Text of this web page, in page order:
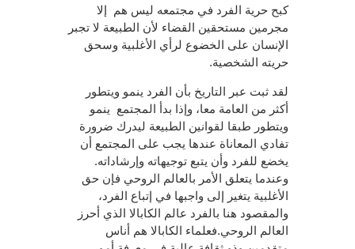
كبح حرية الفرد في مجتمعه ليس هم إلا
مجرمين مستحقين القضاء لأن الطبيعة لا تجبر
الإنسان على الخضوع لرأي الأغلبية وسحق
حريته الشخصية.
لقد ثبت عبر التاريخ بأن الفرد ينمو ويتطور
أكثر من العامة معا، وإذا بدأ المجتمع ينمو
ويتطور طبقا لقوانين الطبيعة ليدرك ضرورة
تفادي المعاناة عندها يجب على المجتمع أن
يخضع للفرد وأن يتبع توجيهاته وإرشاداته.
وعندما يتعلق الأمر بالعالم الروحي فإن حق
الأغلبية يتغير إلى واجبها في إتباع الفرد،
والمقصود هنا بالفرد عالم الكابالا الذي أحرز
العالم الروحي.فعلماء الكابالا هم أناس